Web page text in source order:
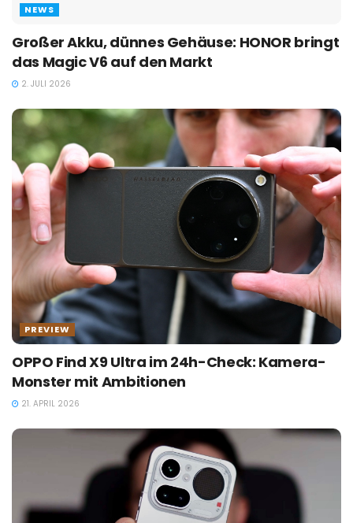
NEWS
Großer Akku, dünnes Gehäuse: HONOR bringt
das Magic V6 auf den Markt
2. JULI 2026
PREVIEW
OPPO Find X9 Ultra im 24h-Check: Kamera-
Monster mit Ambitionen
21. APRIL 2026